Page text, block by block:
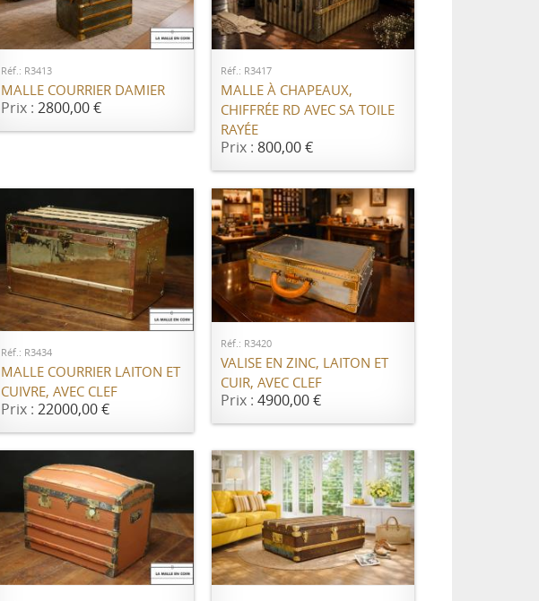
AJOUTER AU PANIER
Réf.: R3413
MALLE COURRIER DAMIER
Prix : 2800,00 €
AJOUTER AU PANIER
Réf.: R3417
MALLE À CHAPEAUX,
CHIFFRÉE RD AVEC SA TOILE
RAYÉE
Prix :800,00 €
AJOUTER AU PANIER
Réf.: R3434
MALLE COURRIER LAITON ET
CUIVRE, AVEC CLEF
Prix : 22000,00 €
AJOUTER AU PANIER
Réf.: R3420
VALISE EN ZINC, LAITON ET
CUIR, AVEC CLEF
Prix :4900,00 €
AJOUTER AU PANIER AJOUTER AU PANIER